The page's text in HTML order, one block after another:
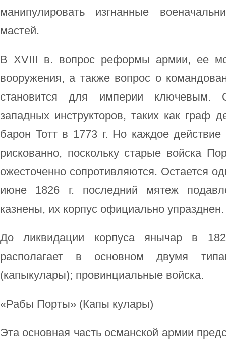
манипулировать изгнанные
мастей.
В XVIII в. вопрос реформы армии, ее
вооружения, а также вопрос о
становится для империи ключевым.
западных инструкторов, таких как граф
барон Тотт в 1773 г. Но каждое
рискованно, поскольку старые войска
ожесточенно сопротивляются. Остается
июне 1826 г. последний мятеж
казнены, их корпус официально упразднен.
До ликвидации корпуса янычар в
располагает в основном двумя
(капыкулары); провинциальные войска.
«Рабы Порты» (Капы кулары)
Эта основная часть османской армии